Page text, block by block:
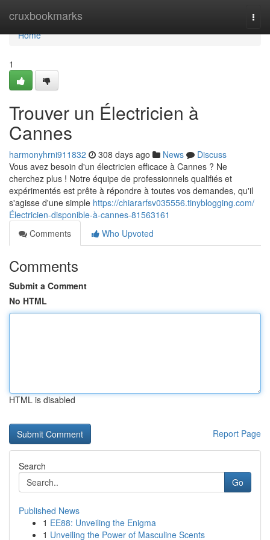
cruxbookmarks
Home
Home
1
Trouver un Électricien à
Cannes
harmonyhrni911832 308 days ago News
Discuss
Vous avez besoin d'un électricien efficace à Cannes ? Ne
cherchez plus ! Notre équipe de professionnels qualifiés et
expérimentés est prête à répondre à toutes vos demandes, qu'il
s'agisse d'une simple https://chiararfsv035556.tinyblogging.com/
Électricien-disponible-à-cannes-81563161
Comments
Who Upvoted
Comments
Submit a Comment
No HTML
HTML is disabled
Report Page
Search
Go
Published News
1 EE88: Unveiling the Enigma
1 Unveiling the Power of Masculine Scents